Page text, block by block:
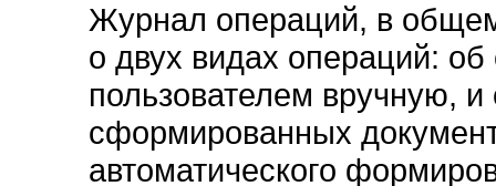
Журнал операций, в
о двух видах операций:
пользователем вручную,
сформированных
автоматического